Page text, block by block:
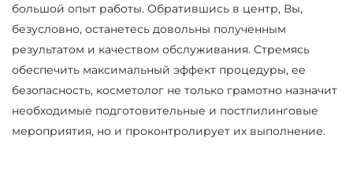
большой опыт работы. Обратившись в центр, Вы,
безусловно, останетесь довольны полученным
результатом и качеством обслуживания. Стремясь
обеспечить максимальный эффект процедуры, ее
безопасность, косметолог не только грамотно назначит
необходимые подготовительные и постпилинговые
мероприятия, но и проконтролирует их выполнение.